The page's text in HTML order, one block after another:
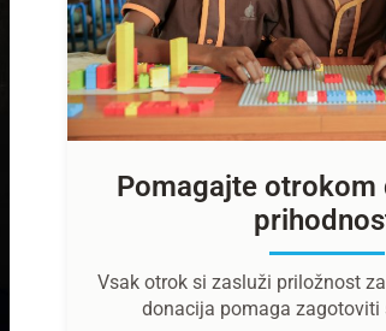
Pomagajte otrokom
Vsak otrok si zasluži priložnost
donacija pomaga zagotoviti